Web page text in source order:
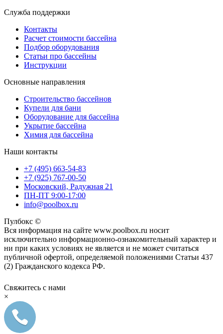
Служба поддержки
Контакты
Расчет стоимости бассейна
Подбор оборудования
Статьи про бассейны
Инструкции
Основные направления
Строительство бассейнов
Купели для бани
Оборудование для бассейна
Укрытие бассейна
Химия для бассейна
Наши контакты
+7 (495) 663-54-83
+7 (925) 767-00-50
Московский, Радужная 21
ПН-ПТ 9:00-17:00
info@poolbox.ru
Пулбокс ©
Вся информация на сайте www.poolbox.ru носит
исключительно информационно-ознакомительный характер и
ни при каких условиях не является и не может считаться
публичной офертой, определяемой положениями Статьи 437
(2) Гражданского кодекса РФ.
Свяжитесь с нами
×